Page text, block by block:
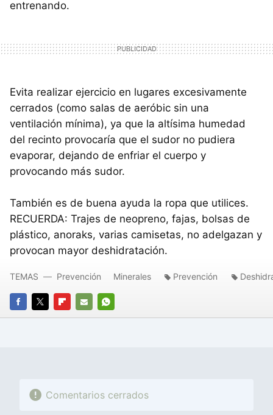
entrenando.
Evita realizar ejercicio en lugares excesivamente
cerrados (como salas de aeróbic sin una
ventilación mínima), ya que la altísima humedad
del recinto provocaría que el sudor no pudiera
evaporar, dejando de enfriar el cuerpo y
provocando más sudor.
También es de buena ayuda la ropa que utilices.
RECUERDA: Trajes de neopreno, fajas, bolsas de
plástico, anoraks, varias camisetas, no adelgazan y
provocan mayor deshidratación.
FACEBOOK
TWITTERFLIPBOARD
E-
WHATSAPP
TEMAS Prevención Minerales Prevención
Comentarios cerrados